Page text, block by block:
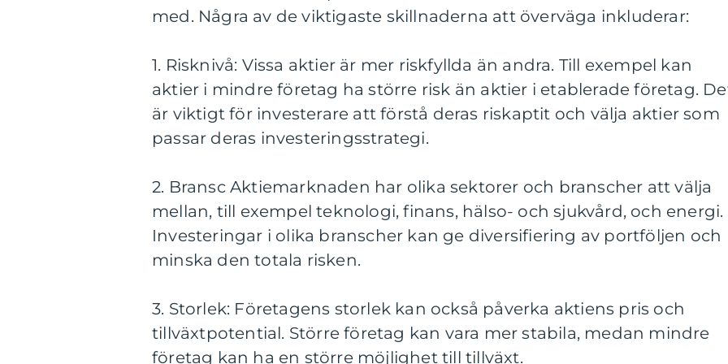
med. Några av de viktigaste skillnaderna att överväga inkluderar:
1. Risknivå: Vissa aktier är mer riskfyllda än andra. Till exempel kan
aktier i mindre företag ha större risk än aktier i etablerade företag.
är viktigt för investerare att förstå deras riskaptit och välja aktier som
passar deras investeringsstrategi.
2. Bransc Aktiemarknaden har olika sektorer och branscher att välja
mellan, till exempel teknologi, finans, hälso- och sjukvård, och energi.
Investeringar i olika branscher kan ge diversifiering av portföljen och
minska den totala risken.
3. Storlek: Företagens storlek kan också påverka aktiens pris och
tillväxtpotential. Större företag kan vara mer stabila, medan mindre
företag kan ha en större möjlighet till tillväxt.